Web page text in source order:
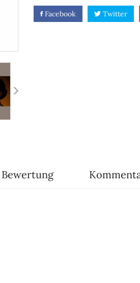
Facebook Twitter
Bewertung